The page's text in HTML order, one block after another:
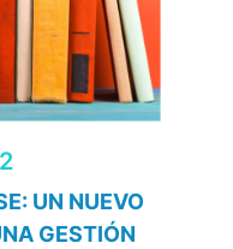
UN NUEVO
GESTIÓN